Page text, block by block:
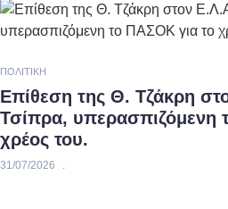
ΠΟΛΙΤΙΚΉ
Επίθεση της Θ. Τζάκρη
Τσίπρα, υπερασπιζόμενη
χρέος του.
31/07/2026